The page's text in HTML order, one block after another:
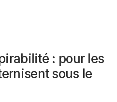
: pour les
sous le